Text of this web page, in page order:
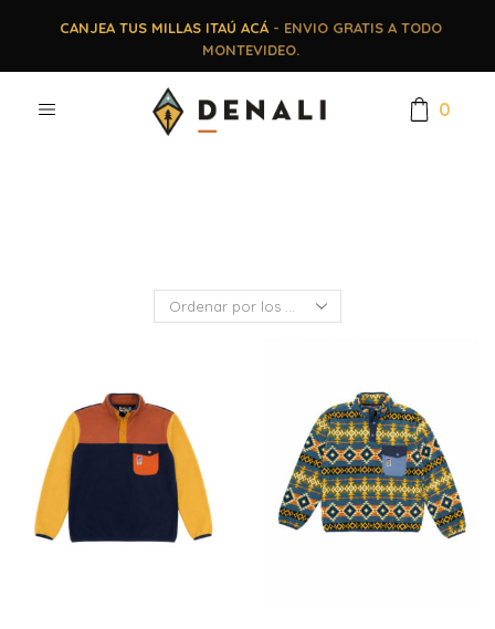
CANJEA TUS MILLAS ITAÚ ACÁ- ENVIO GRATIS A TODO
MONTEVIDEO.
0